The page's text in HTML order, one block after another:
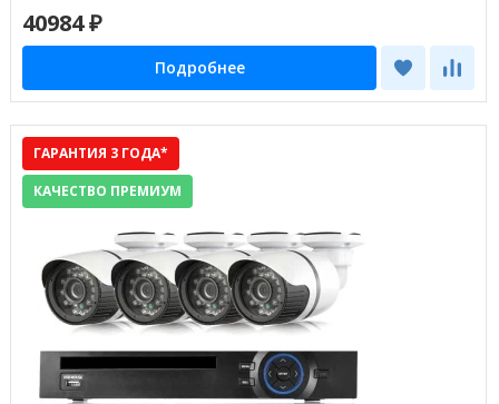
40984 ₽
Подробнее
ГАРАНТИЯ 3 ГОДА*
КАЧЕСТВО ПРЕМИУМ